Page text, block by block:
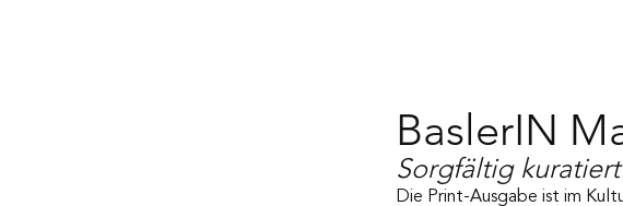
BaslerIN
Sorgfältig
Die Print-Ausgabe ist im